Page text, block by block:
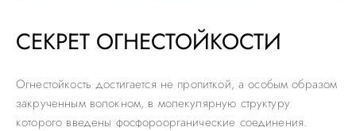
СЕКРЕТ ОГНЕСТОЙКОСТИ
Огнестойкость достигается не пропиткой, а особым образом
закрученным волокном, в молекулярную структуру
которого введены фосфороорганические соединения.